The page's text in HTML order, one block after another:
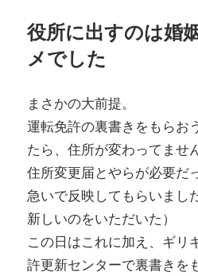
役所に出すのは婚
メでした
まさかの大前提。
運転免許の裏書きをもらお
たら、住所が変わってませ
住所変更届とやらが必要だ
急いで反映してもらいまし
新しいのをいただいた）
この日はこれに加え、ギリ
許更新センターで裏書きを